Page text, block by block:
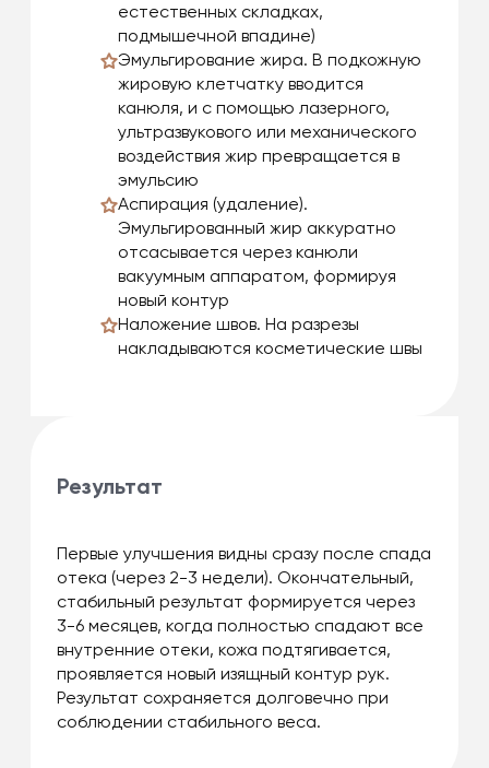
естественных складках,
подмышечной впадине)
Эмульгирование жира. В подкожную
жировую клетчатку вводится
канюля, и с помощью лазерного,
ультразвукового или механического
воздействия жир превращается в
эмульсию
Аспирация (удаление).
Эмульгированный жир аккуратно
отсасывается через канюли
вакуумным аппаратом, формируя
новый контур
Наложение швов. На разрезы
накладываются косметические швы
Результат
Первые улучшения видны сразу после спада
отека (через 2-3 недели). Окончательный,
стабильный результат формируется через
3-6 месяцев, когда полностью спадают все
внутренние отеки, кожа подтягивается,
проявляется новый изящный контур рук.
Результат сохраняется долговечно при
соблюдении стабильного веса.